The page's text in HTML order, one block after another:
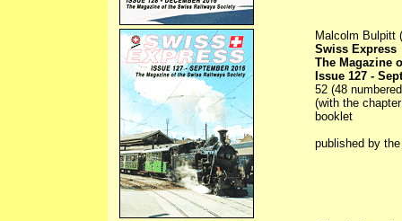
Malcolm Bulpitt
Swiss Express
The Magazine
Issue 127 -
52 (48
(with the
booklet
published by